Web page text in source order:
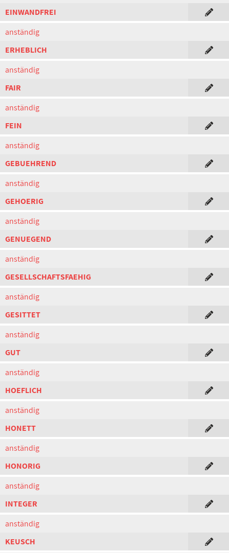
EINWANDFREI
anständig
ERHEBLICH
anständig
FAIR
anständig
FEIN
anständig
GEBUEHREND
anständig
GEHOERIG
anständig
GENUEGEND
anständig
GESELLSCHAFTSFAEHIG
anständig
GESITTET
anständig
GUT
anständig
HOEFLICH
anständig
HONETT
anständig
HONORIG
anständig
INTEGER
anständig
KEUSCH